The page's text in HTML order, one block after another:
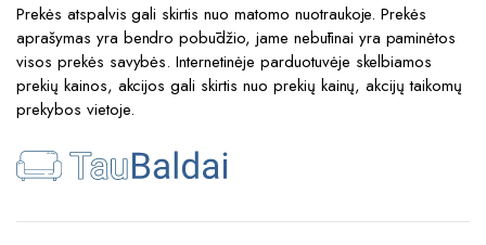
Prekės atspalvis gali skirtis nuo matomo nuotraukoje. Prekės
aprašymas yra bendro pobūdžio, jame nebūtinai yra paminėtos
visos prekės savybės. Internetinėje parduotuvėje skelbiamos
prekių kainos, akcijos gali skirtis nuo prekių kainų, akcijų taikomų
prekybos vietoje.